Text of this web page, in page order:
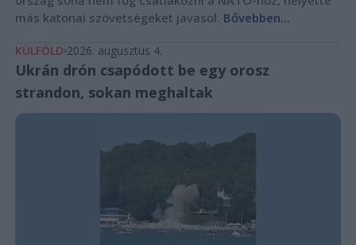
más katonai szövetségeket javasol. Bővebben...
KÜLFÖLD 2026. augusztus 4.
Ukrán drón csapódott be egy orosz
strandon, sokan meghaltak